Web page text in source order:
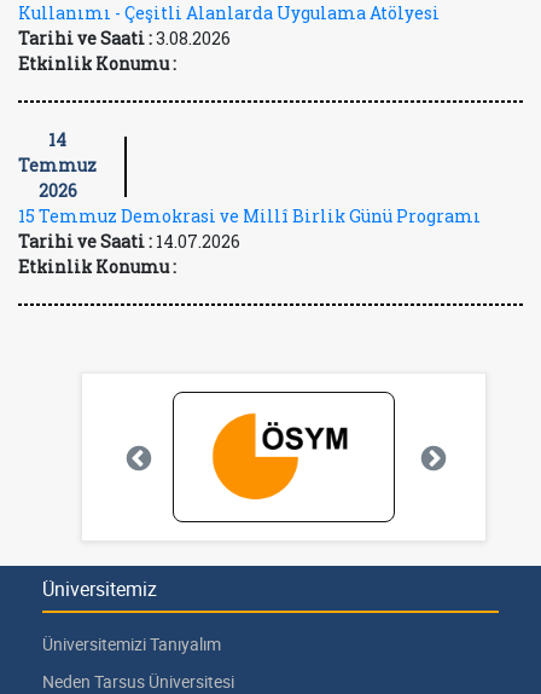
Kullanımı - Çeşitli Alanlarda Uygulama Atölyesi
Tarihi ve Saati :3.08.2026
Etkinlik Konumu :
14
Temmuz
2026
15 Temmuz Demokrasi ve Millî Birlik Günü Programı
Tarihi ve Saati : 14.07.2026
Etkinlik Konumu :
Üniversitemiz
Üniversitemizi Tanıyalım
Neden Tarsus Üniversitesi